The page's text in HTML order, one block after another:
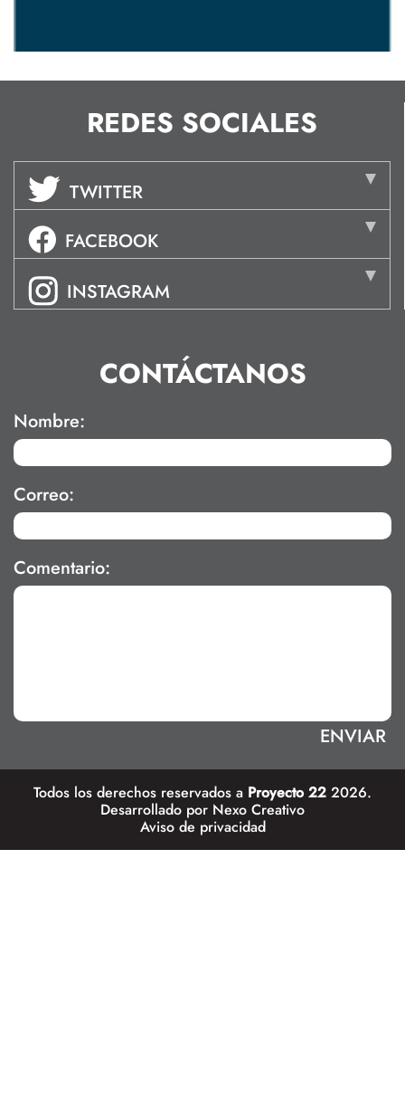
REDES SOCIALES
TWITTER
FACEBOOK
INSTAGRAM
CONTÁCTANOS
Nombre:
Correo:
Comentario:
Todos los derechos reservados a Proyecto 22 2026.
Desarrollado por Nexo Creativo
Aviso de privacidad